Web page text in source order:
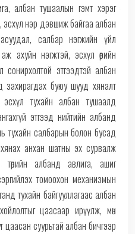
албан тушаалын гэмт хэрэг
нэр дэвшиж байгаа албан
салбар нэгжийн үйл
ахуйн нэгжтэй, эсхүл өөрийн
этгээдтэй албан
захирагдах буюу шууд хяналт
тухайн албан тушаалд
этгээд нийтийн албанд
тухайн салбарын болон бусад
хянах анхан шатны эх сурвалж
албанд авлига, ашиг
томоохон механизмын
тухайн байгууллагаас албан
цаасаар ирүүлж, мөн
цаасан суурьтай албан бичгээр